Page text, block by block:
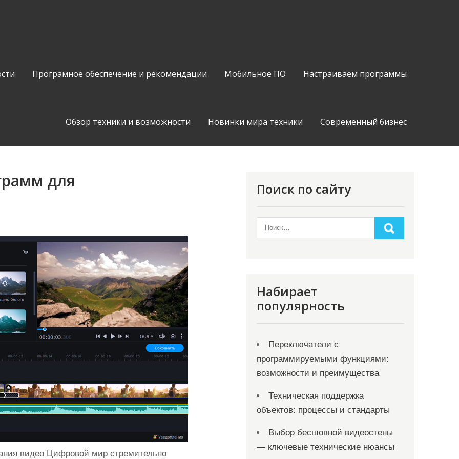
Програмное обеспечение и рекомендации Мобильное ПО Настраиваем программы
Обзор техники и возможности Новинки мира техники Современный бизнес
для
видео Цифровой мир стремительно
Поиск по сайту
Набирает
популярность
Переключатели с
программируемыми функциями:
возможности и преимущества
Техническая поддержка
объектов: процессы и стандарты
Выбор бесшовной видеостены
— ключевые технические нюансы